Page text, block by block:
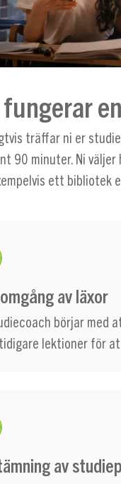
fungerar
träffar ni er
90 minuter. Ni
ett bibliotek
av läxor
börjar med
lektioner för
av